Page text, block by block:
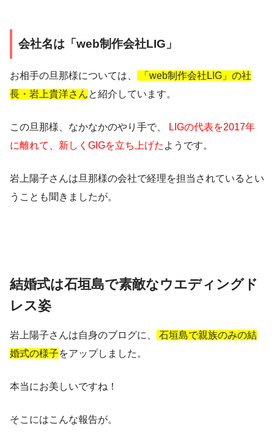
会社名は「web制作会社LIG」
お相手の旦那様については、
「web制作会社LIG」の社
長・岩上貴洋さんと紹介しています。
この旦那様、なかなかのやり手で、
LIGの代表を2017年
に離れて、新しくGIGを立ち上げた ようです。
岩上陽子さんは旦那様の会社で経理を担当されているとい
うことも聞きましたが。
結婚式は石垣島で素敵なウエディングド
レス姿
岩上陽子さんは自身のブログに、
石垣島で親族のみの結
婚式の様子をアップしました。
本当にお美しいですね！
そこにはこんな報告が。